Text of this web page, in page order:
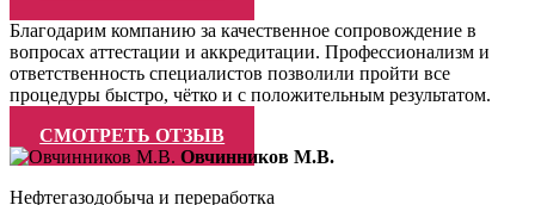
Благодарим компанию за качественное сопровождение в
вопросах аттестации и аккредитации. Профессионализм и
ответственность специалистов позволили пройти все
процедуры быстро, чётко и с положительным результатом.
СМОТРЕТЬ ОТЗЫВ
Овчинников М.В.
Нефтегазодобыча и переработка